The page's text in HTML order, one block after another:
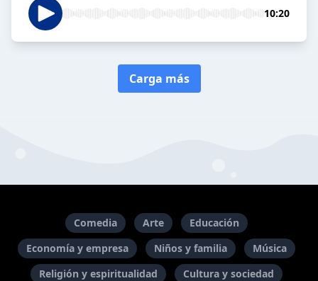
10:20
Carga más
Comedia Arte
Educación
Economía y empresa
Niños y familia
Música
Religión y espiritualidad
Cultura y sociedad